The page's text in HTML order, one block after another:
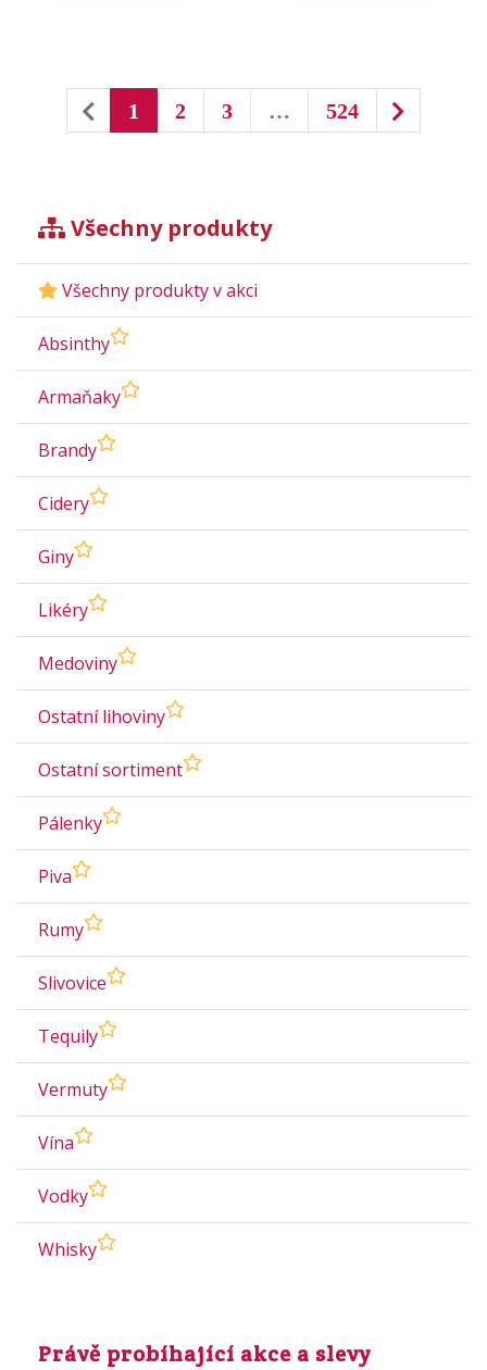
1 2 3 … 524
Všechny produkty
Všechny produkty v akci
Absinthy
Armaňaky
Brandy
Cidery
Giny
Likéry
Medoviny
Ostatní lihoviny
Ostatní sortiment
Pálenky
Piva
Rumy
Slivovice
Tequily
Vermuty
Vína
Vodky
Whisky
Právě probíhající akce a slevy